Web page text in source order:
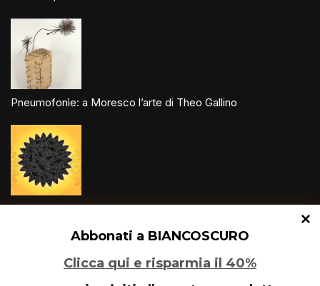
Abbonati a BIANCOSCURO
Clicca qui e risparmia il 40%
Pneumofonìe: a Moresco l’arte di Theo Gallino
Un glitch quantico tra Varese e Maleo